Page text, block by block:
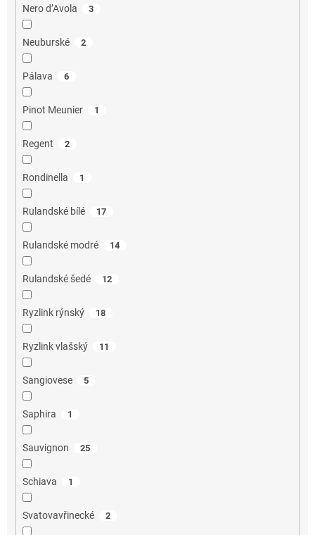
Nero d’Avola 3
Neuburské 2
Pálava 6
Pinot Meunier 1
Regent 2
Rondinella 1
Rulandské bílé 17
Rulandské modré 14
Rulandské šedé 12
Ryzlink rýnský 18
Ryzlink vlašský 11
Sangiovese 5
Saphira 1
Sauvignon 25
Schiava 1
Svatovavřinecké 2